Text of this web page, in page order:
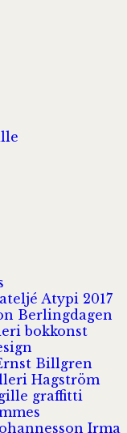
ateljé Atypi 2017
Berlingdagen
bokkonst
Billgren
Hagström
gille graffitti
Irma